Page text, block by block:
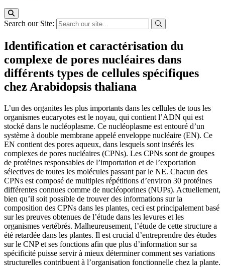
Search our Site:
Identification et caractérisation du
complexe de pores nucléaires dans
différents types de cellules spécifiques
chez Arabidopsis thaliana
L’un des organites les plus importants dans les cellules de tous les
organismes eucaryotes est le noyau, qui contient l’ADN qui est
stocké dans le nucléoplasme. Ce nucléoplasme est entouré d’un
système à double membrane appelé enveloppe nucléaire (EN). Ce
EN contient des pores aqueux, dans lesquels sont insérés les
complexes de pores nucléaires (CPNs). Les CPNs sont de groupes
de protéines responsables de l’importation et de l’exportation
sélectives de toutes les molécules passant par le NE. Chacun des
CPNs est composé de multiples répétitions d’environ 30 protéines
différentes connues comme de nucléoporines (NUPs). Actuellement,
bien qu’il soit possible de trouver des informations sur la
composition des CPNs dans les plantes, ceci est principalement basé
sur les preuves obtenues de l’étude dans les levures et les
organismes vertébrés. Malheureusement, l’étude de cette structure a
été retardée dans les plantes. Il est crucial d’entreprendre des études
sur le CNP et ses fonctions afin que plus d’information sur sa
spécificité puisse servir à mieux déterminer comment ses variations
structurelles contribuent à l’organisation fonctionnelle chez la plante.